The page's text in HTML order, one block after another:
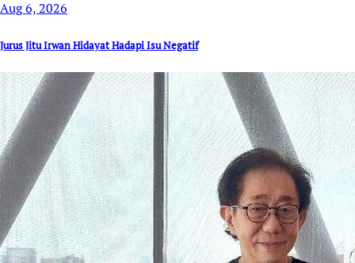
Aug 6, 2026
Jurus Jitu Irwan Hidayat Hadapi Isu Negatif